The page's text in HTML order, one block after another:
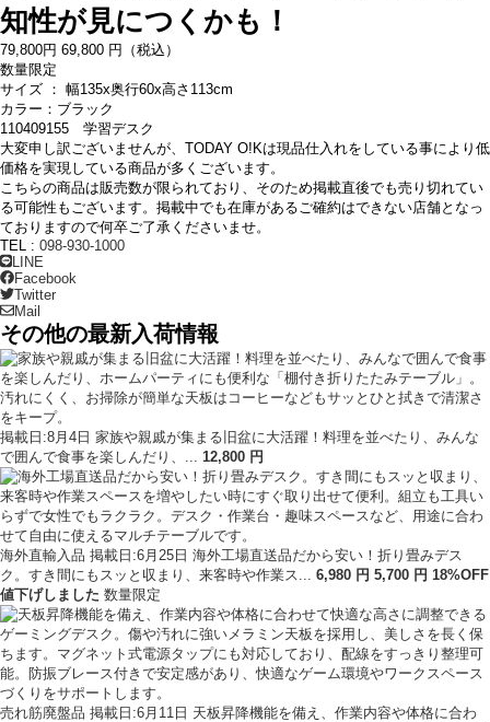
知性が見につくかも！
79,800円 69, 800 円（税込）
数量限定
サイズ ： 幅135x奥行60x高さ113cm
カラー：ブラック
110409155 学習デスク
大変申し訳ございませんが、TODAY O!Kは現品仕入れをしている事により低
価格を実現している商品が多くございます。
こちらの商品は販売数が限られており、そのため掲載直後でも売り切れてい
る可能性もございます。掲載中でも在庫があるご確約はできない店舗となっ
ておりますので何卒ご了承くださいませ。
TEL : 098-930-1000
LINE
Facebook
Twitter
Mail
その他の最新入荷情報
掲載日:8月4日 家族や親戚が集まる旧盆に大活躍！料理を並べたり、みんな
で囲んで食事を楽しんだり、... 12,800 円
海外直輸入品 掲載日:6月25日 海外工場直送品だから安い！折り畳みデス
ク。すき間にもスッと収まり、来客時や作業ス... 6,980 円 5,700 円 18%OFF
値下げしました 数量限定
売れ筋廃盤品 掲載日:6月11日 天板昇降機能を備え、作業内容や体格に合わ